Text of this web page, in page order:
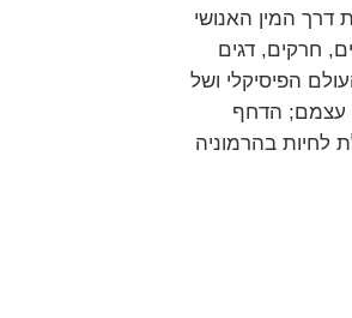
דרך המין האנושי
חרקים, דגים
הפיסיקלי ושל
עצמם; הדחף
לחיות בהרמוניה